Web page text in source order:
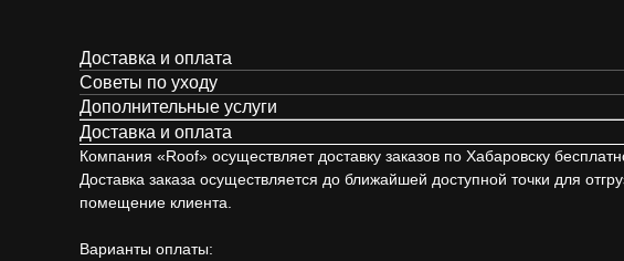
Доставка и оплата
Советы по уходу
Дополнительные услуги
Доставка и оплата
Компания «Roof» осуществляет доставку заказов по Хабаровску
Доставка заказа осуществляется до ближайшей доступной точки для
помещение клиента.
Варианты оплаты: